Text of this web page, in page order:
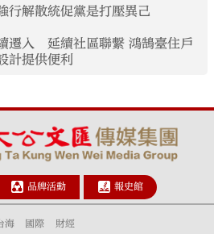
行解散統促黨是打壓異己
遷入 延續社區聯繫 鴻鵠臺住戶
提供便利
品牌活動 報史館
海 國際 財經